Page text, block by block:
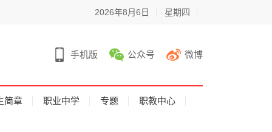
2026年8月6日 星期四
手机版 公众号 微博
简章 职业中学 专题 职教中心